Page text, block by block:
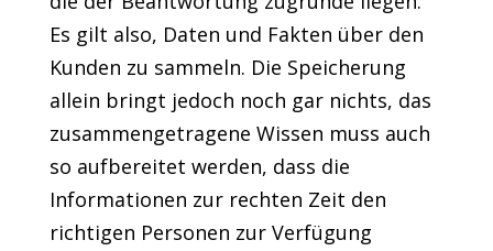
Es gilt also, Daten und Fakten über den
Kunden zu sammeln. Die Speicherung
allein bringt jedoch noch gar nichts, das
zusammengetragene Wissen muss auch
so aufbereitet werden, dass die
Informationen zur rechten Zeit den
richtigen Personen zur Verfügung